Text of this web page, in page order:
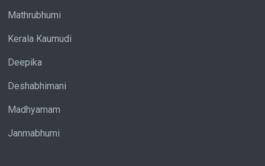
Mathrubhumi
Kerala Kaumudi
Deepika
Deshabhimani
Madhyamam
Janmabhumi